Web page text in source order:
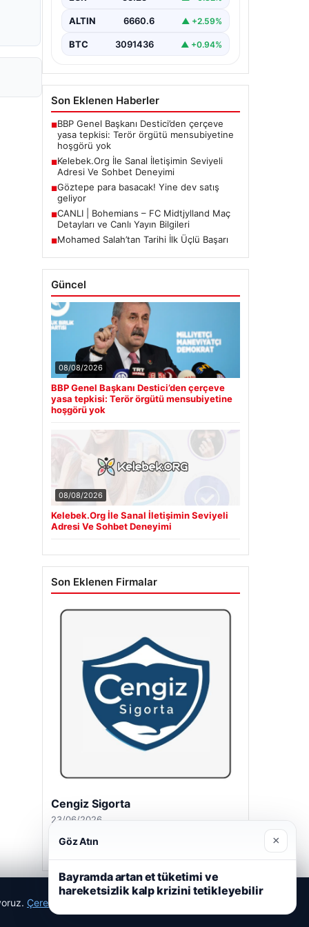
ALTIN 6660.6 ▲ +2.59%
BTC 3091436 ▲ +0.94%
Son Eklenen Haberler
■BBP Genel Başkanı Destici’den çerçeve
yasa tepkisi: Terör örgütü mensubiyetine
hoşgörü yok
■Kelebek.Org İle Sanal İletişimin Seviyeli
Adresi Ve Sohbet Deneyimi
■Göztepe para basacak! Yine dev satış
geliyor
■CANLI | Bohemians – FC Midtjylland Maç
Detayları ve Canlı Yayın Bilgileri
■Mohamed Salah’tan Tarihi İlk Üçlü Başarı
Güncel
08/08/2026
BBP Genel Başkanı Destici’den çerçeve
yasa tepkisi: Terör örgütü mensubiyetine
hoşgörü yok
08/08/2026
Kelebek.Org İle Sanal İletişimin Seviyeli
Adresi Ve Sohbet Deneyimi
Son Eklenen Firmalar
Cengiz Sigorta
23/06/2026
Çerez Politikamız
Göz Atın ×
Bayramda artan et tüketimi ve
hareketsizlik kalp krizini tetikleyebilir